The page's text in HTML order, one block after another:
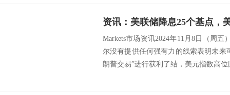
Markets市场资讯2024年11月8日（周
尔没有提供任何强有力的线索表明未来
朗普交易”进行获利了结，美元指数高